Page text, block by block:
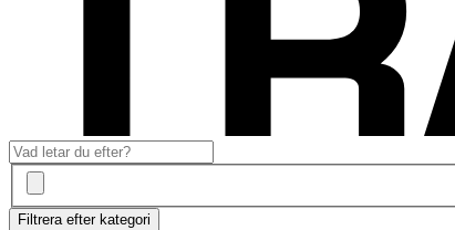
Filtrera efter kategori